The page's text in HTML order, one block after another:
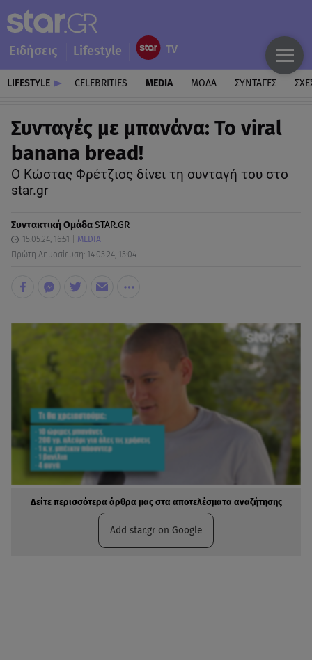
Ειδήσεις Lifestyle
LIFESTYLE CELEBRITIES MEDIA ΜΟΔΑ ΣΥΝΤΑΓΕΣ
Συνταγές με μπανάνα: To viral
banana bread!
Ο Κώστας Φρέτζιος δίνει τη συνταγή του στο
star.gr
Συντακτική ΟμάδαSTAR.GR
15.05.24, 16:51
MEDIA
Πρώτη Δημοσίευση: 14.05.24, 15:04
Δείτε περισσότερα άρθρα μας στα αποτελέσματα αναζήτησης
Add star.gr on Google